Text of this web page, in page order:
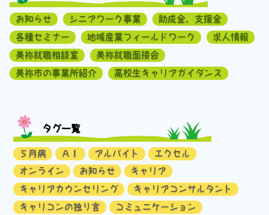
お知らせ シニアワーク事業
助成金、支援金
各種セミナー
地域産業フィールドワーク
求人情報
美祢就職相談室
美祢就職面接会
美祢市の事業所紹介
高校生キャリアガイダンス
タグ一覧
５月病 ＡＩ アルバイト
エクセル
オンライン
お知らせ
キャリア
キャリアカウンセリング
キャリアコンサルタント
キャリコンの独り言
コミュニケーション